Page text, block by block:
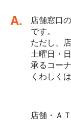
回答
店舗窓口
です。
ただし、
土曜日・
承るコー
くわしく
店舗・Ａ